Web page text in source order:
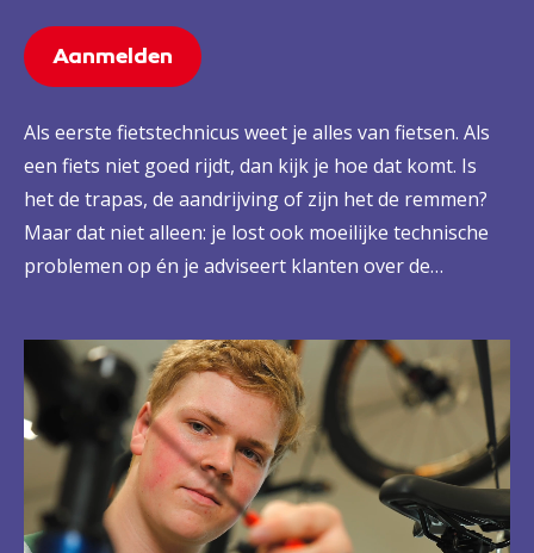
Aanmelden
Als eerste fietstechnicus weet je alles van fietsen. Als
een fiets niet goed rijdt, dan kijk je hoe dat komt. Is
het de trapas, de aandrijving of zijn het de remmen?
Maar dat niet alleen: je lost ook moeilijke technische
problemen op én je adviseert klanten over de
beginnende collega’s. Jij bent verantwoordelijk voor
hun werk. Je doet diagnose aan e-bikes.